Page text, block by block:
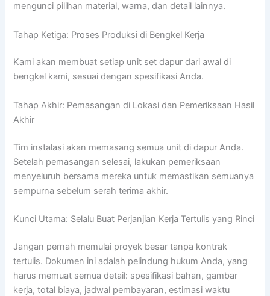
mengunci pilihan material, warna, dan detail lainnya.
Tahap Ketiga: Proses Produksi di Bengkel Kerja
Kami akan membuat setiap unit set dapur dari awal di
bengkel kami, sesuai dengan spesifikasi Anda.
Tahap Akhir: Pemasangan di Lokasi dan Pemeriksaan Hasil
Akhir
Tim instalasi akan memasang semua unit di dapur Anda.
Setelah pemasangan selesai, lakukan pemeriksaan
menyeluruh bersama mereka untuk memastikan semuanya
sempurna sebelum serah terima akhir.
Kunci Utama: Selalu Buat Perjanjian Kerja Tertulis yang Rinci
Jangan pernah memulai proyek besar tanpa kontrak
tertulis. Dokumen ini adalah pelindung hukum Anda, yang
harus memuat semua detail: spesifikasi bahan, gambar
kerja, total biaya, jadwal pembayaran, estimasi waktu